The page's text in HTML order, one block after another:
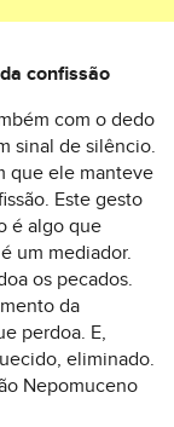
confissão
com o dedo
sinal de silêncio.
que ele manteve
Este gesto
é algo que
um mediador.
os pecados.
da
perdoa. E,
eliminado.
Nepomuceno